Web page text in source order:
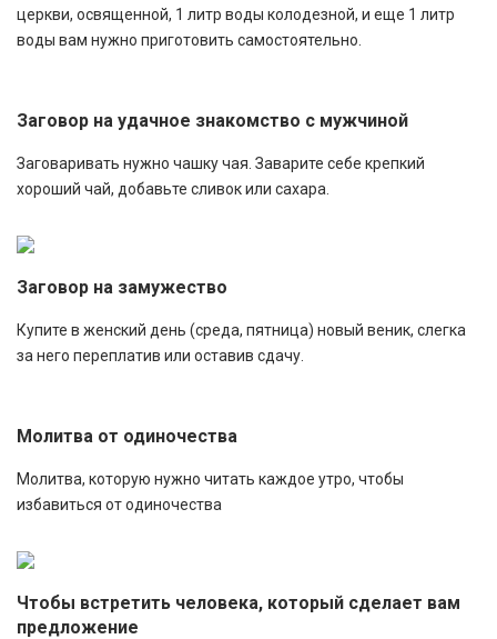
церкви, освященной, 1 литр воды колодезной, и еще 1 литр
воды вам нужно приготовить самостоятельно.
Заговор на удачное знакомство с мужчиной
Заговаривать нужно чашку чая. Заварите себе крепкий
хороший чай, добавьте сливок или сахара.
Заговор на замужество
Купите в женский день (среда, пятница) новый веник, слегка
за него переплатив или оставив сдачу.
Молитва от одиночества
Молитва, которую нужно читать каждое утро, чтобы
избавиться от одиночества
Чтобы встретить человека, который сделает вам
предложение